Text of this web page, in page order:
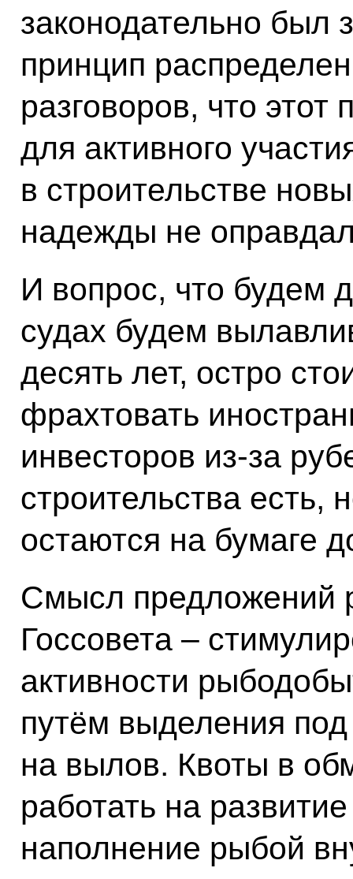
законодательно был
принцип
разговоров, что
для активного
в строительстве
надежды не
И вопрос, что будем
судах будем
десять лет, остро
фрахтовать
инвесторов из‑за
строительства есть,
остаются на бумаге
Смысл предложений
Госсовета –
активности
путём выделения
на вылов. Квоты в
работать на
наполнение рыбой